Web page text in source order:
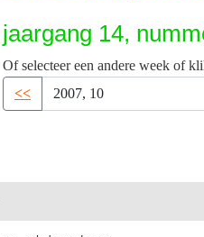
jaargang 14,
Of selecteer een andere week of
<<